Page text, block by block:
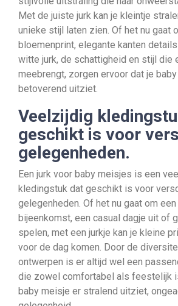
Met de juiste jurk kan je kleintje
unieke stijl laten zien. Of het nu gaat
bloemenprint, elegante kanten
witte jurk, de schattigheid en stijl die
meebrengt, zorgen ervoor dat je
betoverend uitziet.
Veelzijdig
geschikt is voor
gelegenheden.
Een jurk voor baby meisjes is een
kledingstuk dat geschikt is voor
gelegenheden. Of het nu gaat om
bijeenkomst, een casual dagje uit of
spelen, met een jurkje kan je kleine
voor de dag komen. Door de
ontwerpen is er altijd wel een
die zowel comfortabel als feestelijk
baby meisje er stralend uitziet,